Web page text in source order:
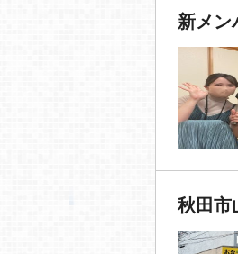
新メン
秋田市